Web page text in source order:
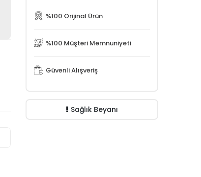
%100 Orijinal Ürün
%100 Müşteri Memnuniyeti
Güvenli Alışveriş
Sağlık Beyanı